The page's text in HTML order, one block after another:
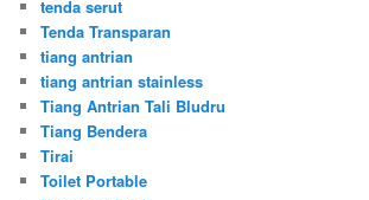
tenda serut
Tenda Transparan
tiang antrian
tiang antrian stainless
Tiang Antrian Tali Bludru
Tiang Bendera
Tirai
Toilet Portable